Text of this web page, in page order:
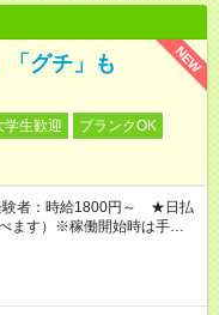
NEW
「グチ」も
学生歓迎
ブランクOK
験者：時給1800円～ ★日払
ます）※稼働開始時は手続き